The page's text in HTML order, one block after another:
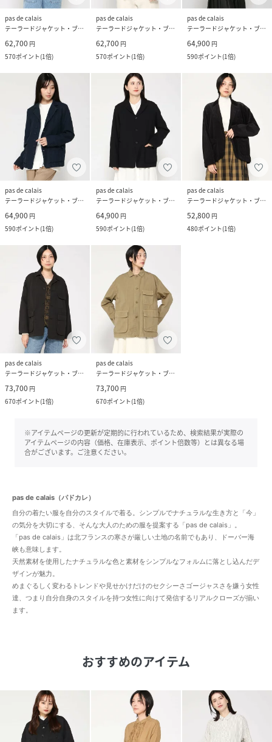
pas de calais
テーラードジャケット・ブレザー
62,700 円
570ポイント(1倍)
pas de calais
テーラードジャケット・ブレザー
62,700 円
570ポイント(1倍)
pas de calais
テーラードジャケット・ブレザー
64,900 円
590ポイント(1倍)
pas de calais
テーラードジャケット・ブレザー
64,900 円
590ポイント(1倍)
pas de calais
テーラードジャケット・ブレザー
64,900 円
590ポイント(1倍)
pas de calais
テーラードジャケット・ブレザー
52,800 円
480ポイント(1倍)
pas de calais
テーラードジャケット・ブレザー
73,700 円
670ポイント(1倍)
pas de calais
テーラードジャケット・ブレザー
73,700 円
670ポイント(1倍)
※アイテムページの更新が定期的に行われているため、検索結果が実際の
アイテムページの内容（価格、在庫表示、ポイント倍数等）とは異なる場
合がございます。ご注意ください。
pas de calais（パドカレ）
自分の着たい服を自分のスタイルで着る。シンプルでナチュラルな生き方と「今」
の気分を大切にする、そんな大人のための服を提案する「pas de calais」。
「pas de calais」は北フランスの寒さが厳しい土地の名前でもあり、ドーバー海
峡も意味します。
天然素材を使用したナチュラルな色と素材をシンプルなフォルムに落とし込んだデ
ザインが魅力。
めまぐるしく変わるトレンドや見せかけだけのセクシーさゴージャスさを嫌う女性
達、つまり自分自身のスタイルを持つ女性に向けて発信するリアルクローズが揃い
ます。
おすすめのアイテム